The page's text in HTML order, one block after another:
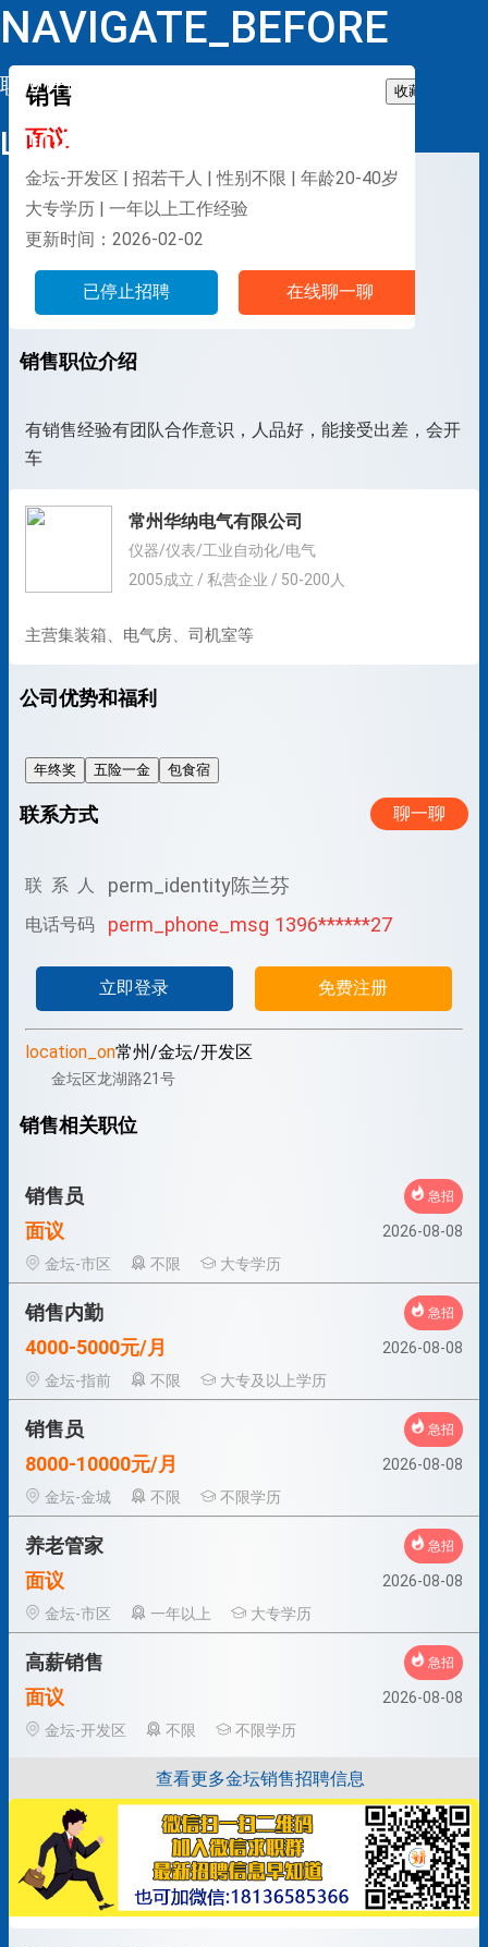
NAVIGATE_BEFORE
职位详情
LOOP
销售 收藏
面议
金坛-开发区 | 招若干人 | 性别不限 | 年龄20-40岁
大专学历 | 一年以上工作经验
更新时间：2026-02-02
已停止招聘 在线聊一聊
销售职位介绍
有销售经验有团队合作意识，人品好，能接受出差，会开
车
常州华纳电气有限公司
仪器/仪表/工业自动化/电气
2005成立 / 私营企业 / 50-200人
主营集装箱、电气房、司机室等
公司优势和福利
年终奖 五险一金 包食宿
联系方式 聊一聊
联 系 人 perm_identity陈兰芬
电话号码 perm_phone_msg 1396******27
立即登录 免费注册
location_on常州/金坛/开发区
金坛区龙湖路21号
销售相关职位
销售员 急招
面议
2026-08-08
金坛-市区
不限 大专学历
销售内勤 急招
4000-5000元/月
2026-08-08
金坛-指前
不限 大专及以上学历
销售员 急招
8000-10000元/月
2026-08-08
金坛-金城
不限 不限学历
养老管家 急招
面议
2026-08-08
金坛-市区
一年以上 大专学历
高薪销售 急招
面议
2026-08-08
金坛-开发区
不限 不限学历
查看更多金坛销售招聘信息